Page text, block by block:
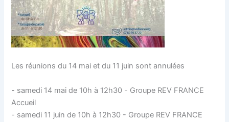
Les réunions du 14 mai et du 11 juin sont annulées
- samedi 14 mai de 10h à 12h30 - Groupe REV FRANCE
Accueil
- samedi 11 juin de 10h à 12h30 - Groupe REV FRANCE